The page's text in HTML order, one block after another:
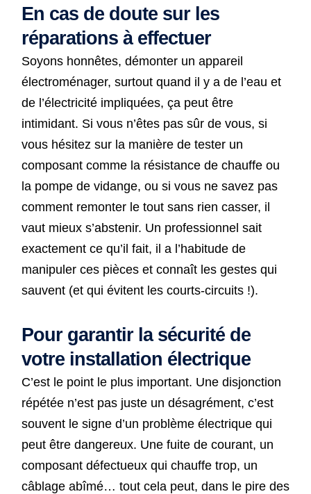
En cas de doute sur les
réparations à effectuer
Soyons honnêtes, démonter un appareil
électroménager, surtout quand il y a de l’eau et
de l’électricité impliquées, ça peut être
intimidant. Si vous n’êtes pas sûr de vous, si
vous hésitez sur la manière de tester un
composant comme la résistance de chauffe ou
la pompe de vidange, ou si vous ne savez pas
comment remonter le tout sans rien casser, il
vaut mieux s’abstenir. Un professionnel sait
exactement ce qu’il fait, il a l’habitude de
manipuler ces pièces et connaît les gestes qui
sauvent (et qui évitent les courts-circuits !).
Pour garantir la sécurité de
votre installation électrique
C’est le point le plus important. Une disjonction
répétée n’est pas juste un désagrément, c’est
souvent le signe d’un problème électrique qui
peut être dangereux. Une fuite de courant, un
composant défectueux qui chauffe trop, un
câblage abîmé… tout cela peut, dans le pire des